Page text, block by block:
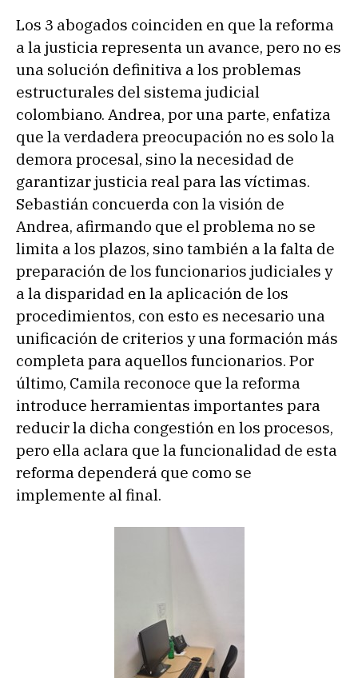
Los 3 abogados coinciden en que la reforma
a la justicia representa un avance, pero no es
una solución definitiva a los problemas
estructurales del sistema judicial
colombiano. Andrea, por una parte, enfatiza
que la verdadera preocupación no es solo la
demora procesal, sino la necesidad de
garantizar justicia real para las víctimas.
Sebastián concuerda con la visión de
Andrea, afirmando que el problema no se
limita a los plazos, sino también a la falta de
preparación de los funcionarios judiciales y
a la disparidad en la aplicación de los
procedimientos, con esto es necesario una
unificación de criterios y una formación más
completa para aquellos funcionarios. Por
último, Camila reconoce que la reforma
introduce herramientas importantes para
reducir la dicha congestión en los procesos,
pero ella aclara que la funcionalidad de esta
reforma dependerá que como se
implemente al final.